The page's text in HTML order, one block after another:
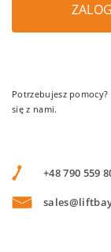
Potrzebujesz
się z nami.
+48 790 559